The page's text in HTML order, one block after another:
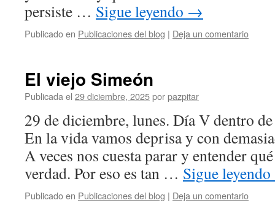
persiste … Sigue leyendo →
Publicado en Publicaciones del blog | Deja un comentario
El viejo Simeón
Publicada el 29 diciembre, 2025porpazpitar
29 de diciembre, lunes. Día V dentro
En la vida vamos deprisa y con
A veces nos cuesta parar y entender
verdad. Por eso es tan … Sigue leyendo
Publicado en Publicaciones del blog | Deja un comentario